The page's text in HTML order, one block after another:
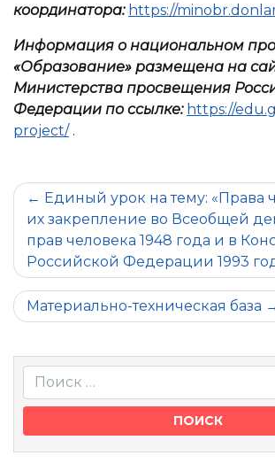
координатора: https://
Информация о национальном
«Образование» размещена на
Министерства просвещения
Федерации по ссылке: https://
project/.
Навигация
по
записям
Единый урок на тему: «Права
их закрепление во Всеобщей
прав человека 1948 года и в
Российской Федерации 1993
Материально-техническая база